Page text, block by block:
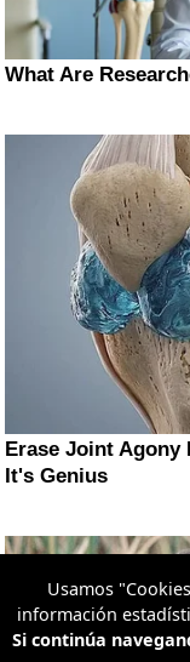
Usamos
información
Si continúa